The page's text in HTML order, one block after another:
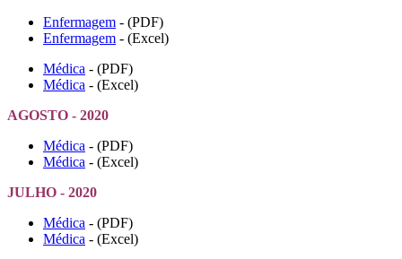
Enfermagem - (PDF)
Enfermagem - (Excel)
Médica - (PDF)
Médica - (Excel)
AGOSTO - 2020
Médica - (PDF)
Médica - (Excel)
JULHO - 2020
Médica - (PDF)
Médica - (Excel)